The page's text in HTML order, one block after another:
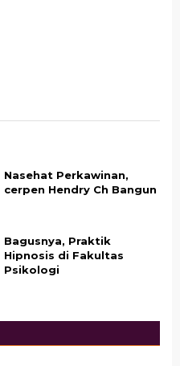
Nasehat Perkawinan,
cerpen Hendry Ch Bangun
Bagusnya, Praktik
Hipnosis di Fakultas
Psikologi